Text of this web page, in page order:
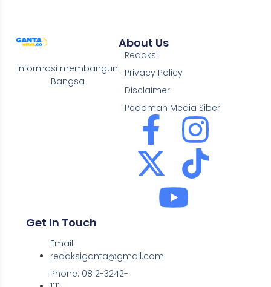
Informasi membangun
Bangsa
About Us
Redaksi
Privacy Policy
Disclaimer
Pedoman Media Siber
Get In Touch
Email:
redaksiganta@gmail.com
Phone: 0812-3242-